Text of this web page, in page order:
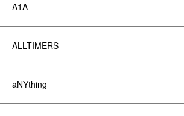
A1A
ALLTIMERS
aNYthing